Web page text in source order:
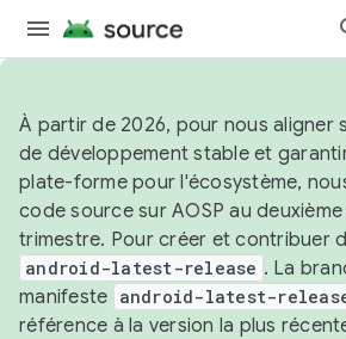
À partir de 2026, pour nous aligner
de développement stable et
plate-forme pour l'écosystème,
code source sur AOSP au
trimestre. Pour créer et contribuer
android-latest-release . La
manifeste android-latest-
référence à la version la plus